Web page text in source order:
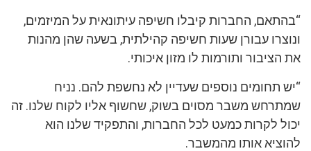
“בהתאם, החברות קיבלו חשיפה עיתונאית על המיזמים,
ונוצרו עבורן שעות חשיפה קהילתית, בשעה שהן מהנות
את הציבור ותורמות לו מזון איכותי.
“יש תחומים נוספים שעדיין לא נחשפת להם. נניח
שמתרחש משבר מסוים בשוק, שחשוף אליו לקוח שלנו. זה
יכול לקרות כמעט לכל החברות, והתפקיד שלנו הוא
להוציא אותו מהמשבר.